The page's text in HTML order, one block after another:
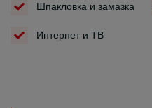
Шпакловка и замазка
Интернет и ТВ